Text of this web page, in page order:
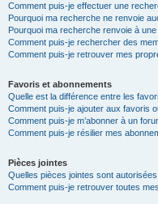
Comment puis-je effectuer une
Pourquoi ma recherche ne renvoie
Pourquoi ma recherche renvoie à
Comment puis-je rechercher des
Comment puis-je retrouver mes
Favoris et abonnements
Quelle est la différence entre les
Comment puis-je ajouter aux favoris
Comment puis-je m’abonner à un
Comment puis-je résilier mes
Pièces jointes
Quelles pièces jointes sont
Comment puis-je retrouver toutes